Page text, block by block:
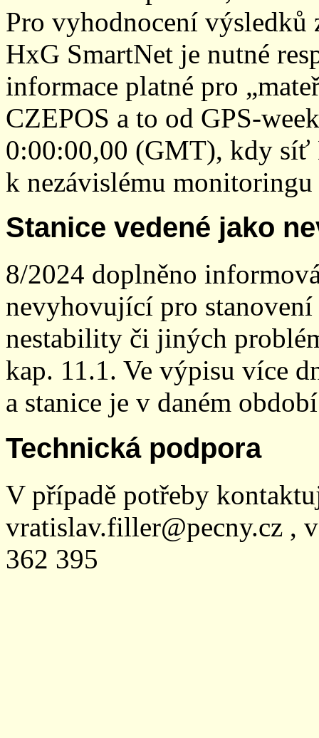
Pro vyhodnocení
HxG SmartNet je nutné
informace platné pro
CZEPOS a to od GPS-
0:00:00,00 (GMT), kdy síť
k nezávislému
Stanice vedené jako
8/2024 doplněno
nevyhovující pro
nestability či jiných
kap. 11.1. Ve výpisu více
a stanice je v daném
Technická podpora
V případě potřeby
vratislav.filler@pecny.cz ,
362 395